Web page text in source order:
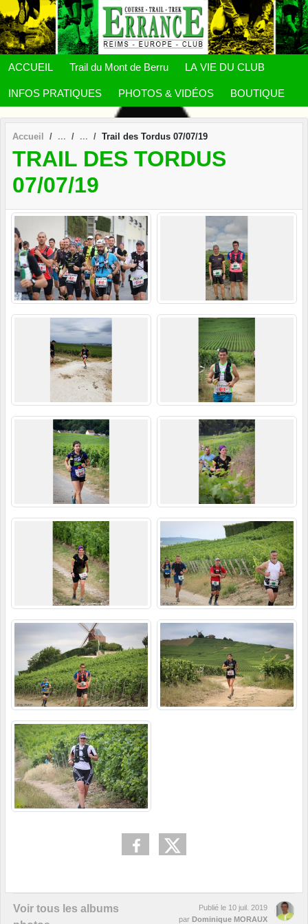
ACCUEIL Trail du Mont de Berru LA VIE DU CLUB
INFOS PRATIQUES PHOTOS & VIDÉOS BOUTIQUE
Accueil Trail des Tordus 07/07/19
TRAIL DES TORDUS
07/07/19
Voir tous les albums
Publié le 10 juil. 2019
par Dominique MORAUX
Panneau de gestion des cookies